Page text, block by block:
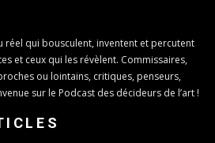
réel qui bousculent, inventent et percutent
et ceux qui les révèlent. Commissaires,
ou lointains, critiques, penseurs,
sur le Podcast des décideurs de l’art !